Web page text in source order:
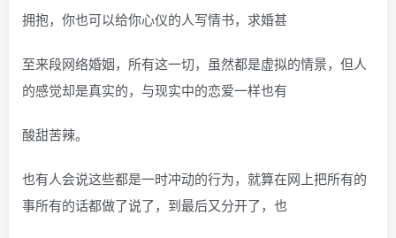
拥抱，你也可以给你心仪的人写情书，求婚甚
至来段网络婚姻，所有这一切，虽然都是虚拟的情景，但人
的感觉却是真实的，与现实中的恋爱一样也有
酸甜苦辣。
也有人会说这些都是一时冲动的行为，就算在网上把所有的
事所有的话都做了说了，到最后又分开了，也